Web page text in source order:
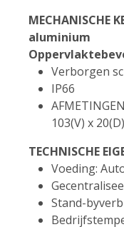
MECHANISCHE
aluminium
Verborgen
IP66
103(V) x
TECHNISCHE
Voeding:
Stand-